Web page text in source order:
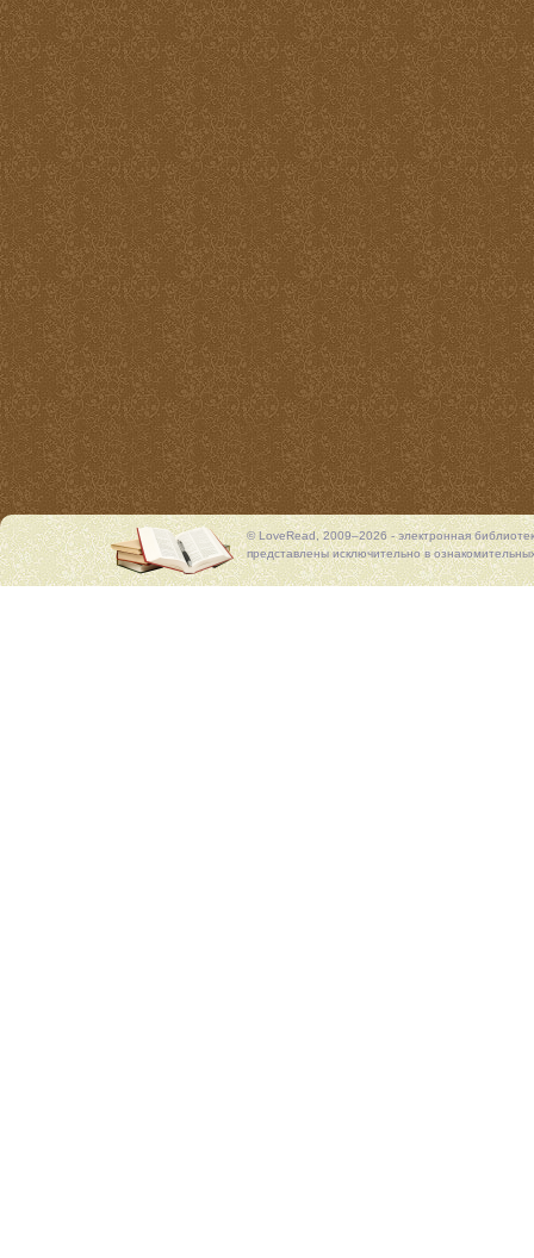
© LoveRead, 2009–2026 - электронная
представлены исключительно в